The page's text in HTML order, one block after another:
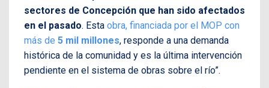
sectores de Concepción que han sido afectados
en el pasado. Esta obra, financiada por el MOP con
más de 5 mil millones, responde a una demanda
histórica de la comunidad y es la última intervención
pendiente en el sistema de obras sobre el río”.